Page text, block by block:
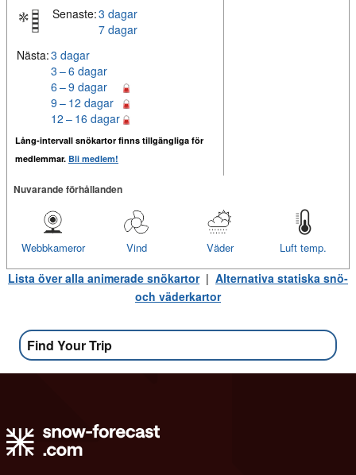
Senaste:3 dagar
7 dagar
Nästa:3 dagar
3 – 6 dagar
6 – 9 dagar
9 – 12 dagar
12 – 16 dagar
Lång-intervall snökartor finns tillgängliga för
medlemmar. Bli medlem!
Nuvarande förhållanden
Luft temp.
Väder
Vind
Webbkameror
Lista över alla animerade snökartor| Alternativa statiska snö-
och väderkartor
Find Your Trip